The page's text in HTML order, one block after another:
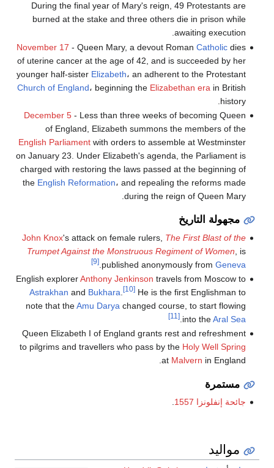
During the final year of Mary's reign, 49 Protestants are
burned at the stake and three others die in prison while
awaiting execution.
November 17 - Queen Mary, a devout Roman Catholicdies
of uterine cancer at the age of 42, and is succeeded by her
younger half-sister Elizabeth، an adherent to the Protestant
Church of England، beginning the Elizabethan era in British
history.
December 5- Less than three weeks of becoming Queen
of England, Elizabeth summons the members of the
English Parliamentwith orders to assemble at Westminster
on January 23. Under Elizabeth's agenda, the Parliament is
charged with restoring the laws passed at the beginning of
the English Reformation، and repealing the reforms made
during the reign of Queen Mary.
مجهولة التاريخ
John Knox's attack on female rulers, The First Blast of the
Trumpet Against the Monstruous Regiment of Women , is
published anonymously from Geneva
.
[9]
English explorerAnthony Jenkinson travels from Moscow to
Astrakhan and Bukhara [10]He is the first Englishman to
note that theAmu Darya changed course, to start flowing
into theAral Sea
.
[11]
Queen Elizabeth I of England grants rest and refreshment
to pilgrims and travellers who pass by the Holy Well Spring
at Malvern in England.
مستمرة
جائحة إنفلونزا 1557
مواليد